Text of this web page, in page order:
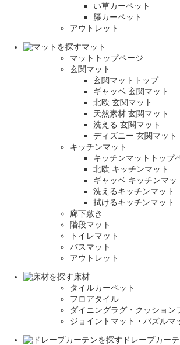
い草カーペット
籐カーペット
アウトレット
マット
マットトップページ
玄関マット
玄関マットトップ
ギャッベ 玄関マット
北欧 玄関マット
天然素材 玄関マット
洗える 玄関マット
ディズニー 玄関マット
キッチンマット
キッチンマットトップ
北欧 キッチンマット
ギャッベ キッチンマッ
洗えるキッチンマット
拭けるキッチンマット
廊下敷き
階段マット
トイレマット
バスマット
アウトレット
床材
タイルカーペット
フロアタイル
ダイニングラグ・クッション
ジョイントマット・パズルマ
ドレープカー